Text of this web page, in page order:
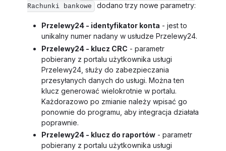
Rachunki bankowe
dodano trzy nowe parametry:
Przelewy24 - identyfikator konta - jest to
unikalny numer nadany w usłudze Przelewy24.
Przelewy24 - klucz CRC - parametr
pobierany z portalu użytkownika usługi
Przelewy24, służy do zabezpieczania
przesyłanych danych do usługi. Można ten
klucz generować wielokrotnie w portalu.
Każdorazowo po zmianie należy wpisać go
ponownie do programu, aby integracja działała
poprawnie.
Przelewy24 - klucz do raportów - parametr
pobierany z portalu użytkownika usługi